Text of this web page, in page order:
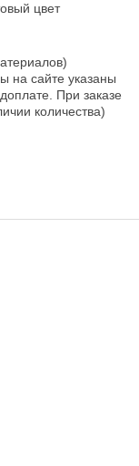
цвет
на сайте указаны
При заказе
количества)